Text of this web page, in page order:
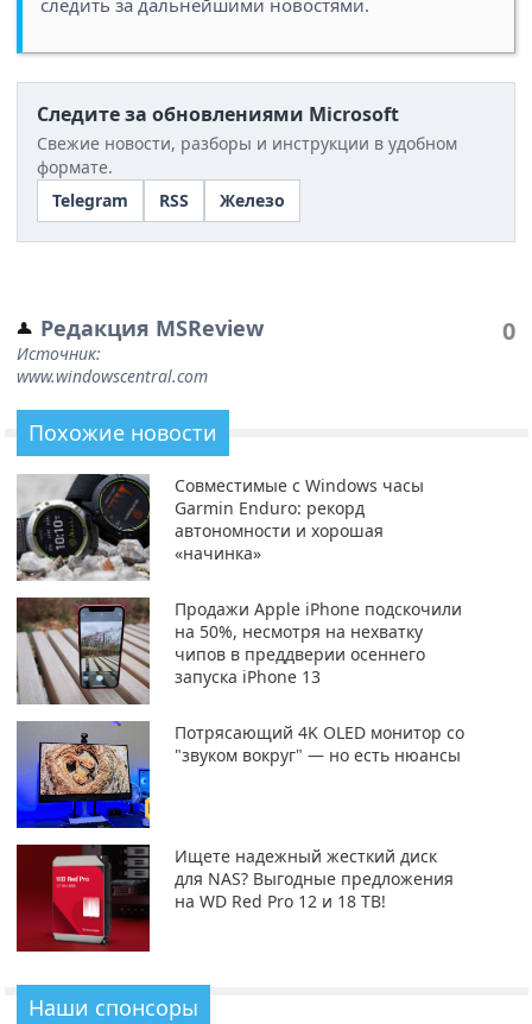
следить за дальнейшими новостями.
Следите за обновлениями Microsoft
Свежие новости, разборы и инструкции в удобном
формате.
Telegram
RSS Железо
Редакция MSReview
Источник:
www.windowscentral.com
0
Похожие новости
Совместимые с Windows часы
Garmin Enduro: рекорд
автономности и хорошая
«начинка»
Продажи Apple iPhone подскочили
на 50%, несмотря на нехватку
чипов в преддверии осеннего
запуска iPhone 13
Потрясающий 4K OLED монитор со
"звуком вокруг" — но есть нюансы
Ищете надежный жесткий диск
для NAS? Выгодные предложения
на WD Red Pro 12 и 18 TB!
Наши спонсоры